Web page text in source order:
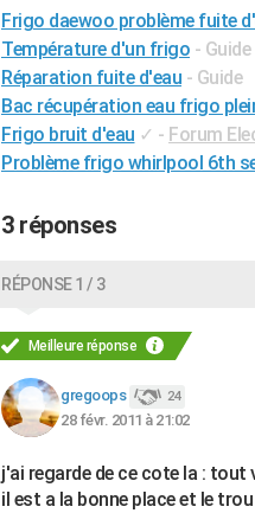
Frigo daewoo problème fuite
Température d'un frigo - Guide
Réparation fuite d'eau - Guide
Bac récupération eau frigo
Frigo bruit d'eau ✓ - Forum
Problème frigo whirlpool 6th
3 réponses
RÉPONSE 1 / 3
Meilleure réponse
gregoops 24
28 févr. 2011 à 21:02
j'ai regarde de ce cote la : tout
il est a la bonne place et le